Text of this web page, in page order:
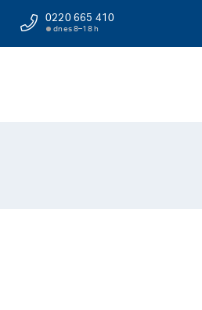
0220 665 410
dnes 8–18 h